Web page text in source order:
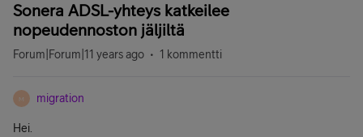
Sonera ADSL-yhteys katkeilee
nopeudennoston jäljiltä
Forum|Forum|11 years ago 1 kommentti
M migration
Hei.